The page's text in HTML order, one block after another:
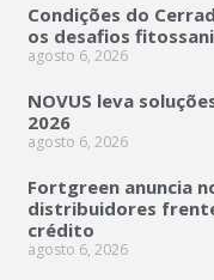
Condições do
os desafios
agosto 6, 2026
NOVUS leva
2026
agosto 6, 2026
Fortgreen anuncia
distribuidores
crédito
agosto 6, 2026